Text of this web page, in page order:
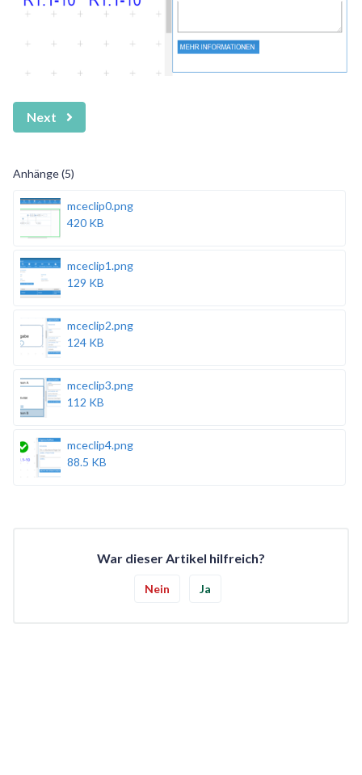
Next
Anhänge (5)
mceclip0.png
420 KB
mceclip1.png
129 KB
mceclip2.png
124 KB
mceclip3.png
112 KB
mceclip4.png
88.5 KB
War dieser Artikel hilfreich?
Nein Ja